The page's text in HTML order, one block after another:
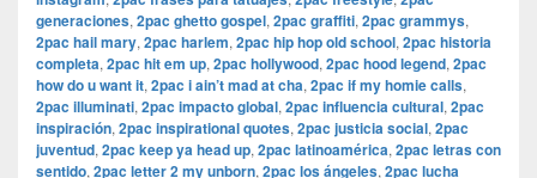
generaciones, 2pac ghetto gospel, 2pac graffiti, 2pac grammys,
2pac hail mary, 2pac harlem, 2pac hip hop old school, 2pac historia
completa, 2pac hit em up, 2pac hollywood, 2pac hood legend, 2pac
how do u want it, 2pac i ain’t mad at cha, 2pac if my homie calls,
2pac illuminati, 2pac impacto global, 2pac influencia cultural, 2pac
inspiración, 2pac inspirational quotes, 2pac justicia social, 2pac
juventud, 2pac keep ya head up, 2pac latinoamérica, 2pac letras con
sentido, 2pac letter 2 my unborn, 2pac los ángeles, 2pac lucha